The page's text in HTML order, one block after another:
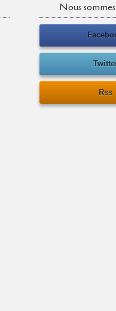
Nous
Rss